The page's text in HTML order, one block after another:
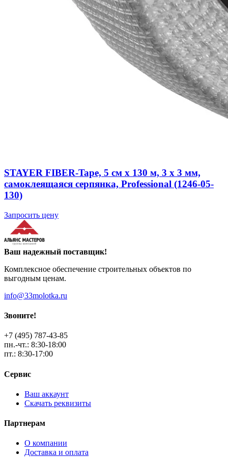
STAYER FIBER-Tape, 5 см х 130 м, 3 х 3 мм,
самоклеящаяся серпянка, Professional (1246-05-
130)
Запросить цену
Ваш надежный поставщик!
Комплексное обеспечение строительных объектов по
выгодным ценам.
info@33molotka.ru
Звоните!
+7 (495) 787-43-85
пн.-чт.: 8:30-18:00
пт.: 8:30-17:00
Сервис
Ваш аккаунт
Скачать реквизиты
Партнерам
О компании
Доставка и оплата